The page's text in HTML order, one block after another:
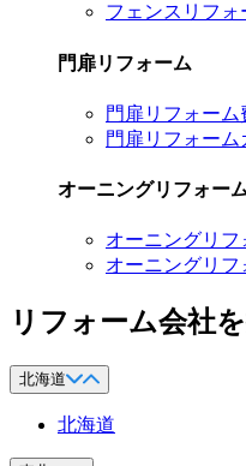
フェンスリフォ
門扉リフォーム
門扉リフォーム
門扉リフォーム
オーニングリフォー
オーニングリ
オーニングリフ
リフォーム会社
北海道
北海道